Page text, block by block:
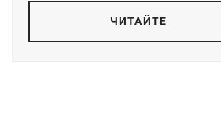
ЧИТАЙТЕ